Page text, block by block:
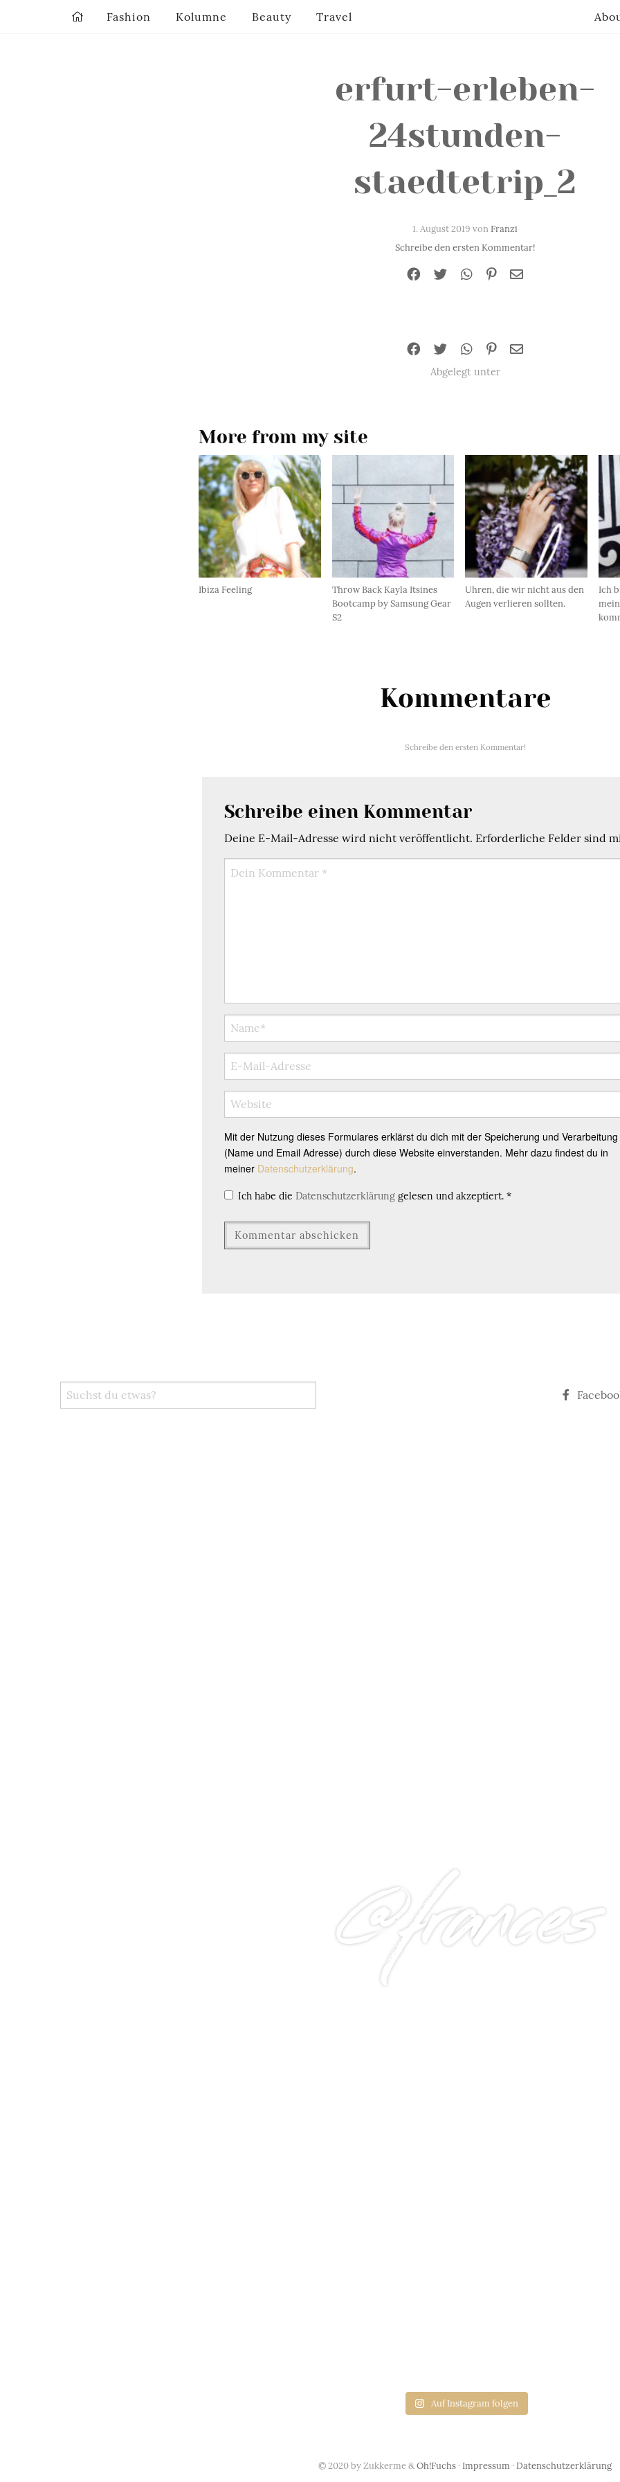
erfurt-erleben-
24stunden-
staedtetrip_2
1. August 2019 vonFranzi
Schreibe den ersten Kommentar!
Abgelegt unter
More from my site
Ibiza Feeling
Throw Back Kayla Itsines
Bootcamp by Samsung Gear
S2
Uhren, die wir nicht aus den
Augen verlieren sollten.
Ich
Kommentare
Schreibe den ersten Kommentar!
Schreibe einen Kommentar
Deine E-Mail-Adresse wird nicht veröffentlicht. Erforderliche Felder sind
Mit der Nutzung dieses Formulares erklärst du dich mit der Speicherung und
(Name und Email Adresse) durch diese Website einverstanden. Mehr dazu findest du in
meiner Datenschutzerklärung.
Ich habe die Datenschutzerklärung gelesen und akzeptiert. *
Auf Instagram folgen
@frances
© 2020 by Zukkerme &Oh!Fuchs · Impressum · Datenschutzerklärung
Fashion Kolumne Beauty Travel